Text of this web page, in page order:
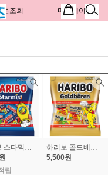
문조회 마이페이지
하리보 스타믹스 미니 250g
립
하리보 골드베렌 미니 250g
5,500원